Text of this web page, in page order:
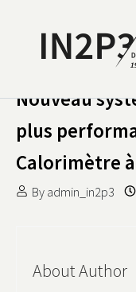
IN2P3 50 ANS
Nouveau
plus
Calorimètre
By admin_in2p3
About Author